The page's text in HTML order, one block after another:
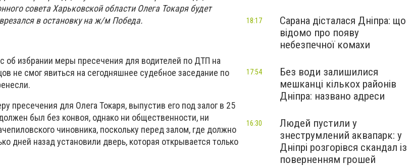
совета Харьковской области Олега Токаря будет
в остановку на ж/м Победа.
об избрании меры пресечения для водителей по ДТП на
не смог явиться на сегодняшнее судебное заседание по
пресечения для Олега Токаря, выпустив его под залог в 25
был без конвоя, однако ни общественности, ни
чиновника, поскольку перед залом, где должно
дней назад установили дверь, которая открывается только
Сарана дісталася Дніпра: що
відомо про появу
небезпечної комахи
18:17
Без води залишилися
мешканці кількох районів
Дніпра: названо адреси
17:54
Людей пустили у
знеструмлений аквапарк: у
Дніпрі розгорівся скандал із
поверненням грошей
16:30